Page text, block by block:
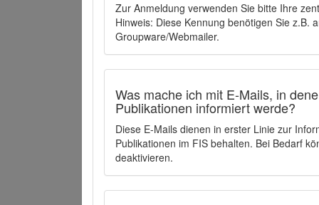
Zur Anmeldung verwenden Sie bitte Ihre
Hinweis: Diese Kennung benötigen Sie z.B.
Groupware/Webmailer.
Was mache ich mit E-Mails, in
Publikationen informiert werde?
Diese E-Mails dienen in erster Linie zur
Publikationen im FIS behalten. Bei Bedarf
deaktivieren.